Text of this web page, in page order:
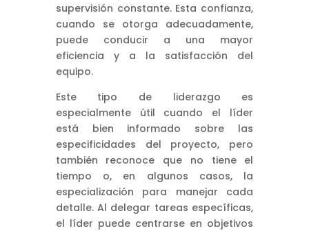
supervisión constante. Esta confianza,
cuando se otorga adecuadamente,
puede conducir a una mayor
eficiencia y a la satisfacción del
equipo.
Este tipo de liderazgo es
especialmente útil cuando el líder
está bien informado sobre las
especificidades del proyecto, pero
también reconoce que no tiene el
tiempo o, en algunos casos, la
especialización para manejar cada
detalle. Al delegar tareas específicas,
el líder puede centrarse en objetivos